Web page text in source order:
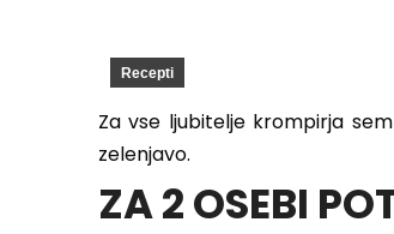
Recepti
Za vse ljubitelje krompirja
zelenjavo.
ZA 2 OSEBI